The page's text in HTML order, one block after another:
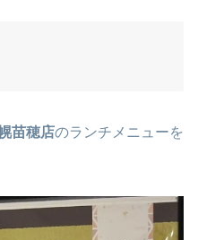
苗穂店のランチメニューを